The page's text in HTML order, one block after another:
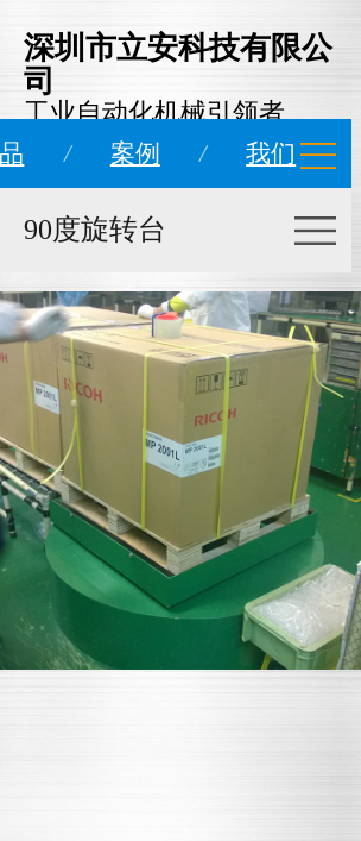
深圳市立安科技有限公
司
工业自动化机械引领者
/ 案例 / 我们
90度旋转台